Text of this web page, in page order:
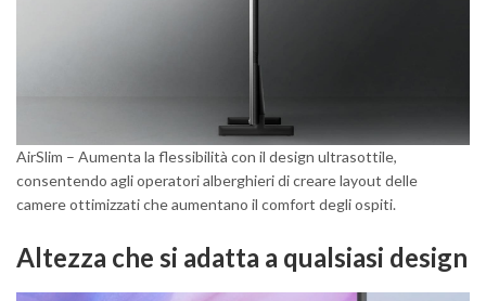
AirSlim – Aumenta la flessibilità con il design ultrasottile,
consentendo agli operatori alberghieri di creare layout delle
camere ottimizzati che aumentano il comfort degli ospiti.
Altezza che si adatta a qualsiasi design